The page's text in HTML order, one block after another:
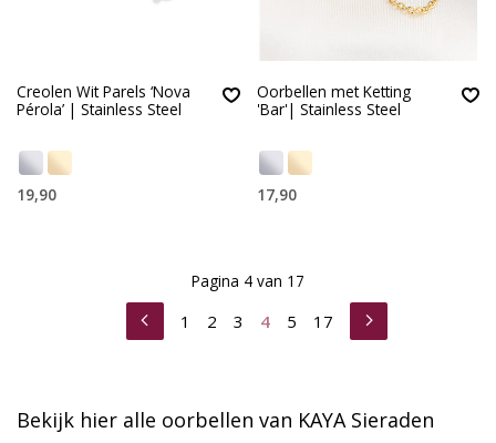
Creolen Wit Parels ‘Nova
Pérola’ | Stainless Steel
19,90
Oorbellen met Ketting
'Bar'| Stainless Steel
17,90
1 2 3 4 5 17
Pagina 4 van 17
Bekijk hier alle oorbellen van KAYA Sieraden